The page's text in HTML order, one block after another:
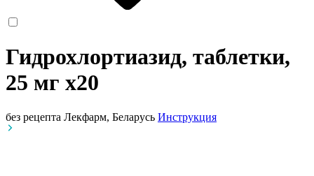
Гидрохлортиазид, таблетки,
25 мг x20
без рецепта Лекфарм, Беларусь Инструкция